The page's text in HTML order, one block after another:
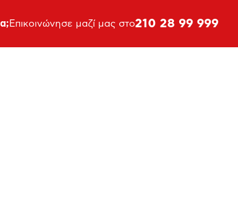
Επικοινώνησε μαζί μας στο210 28 99 999